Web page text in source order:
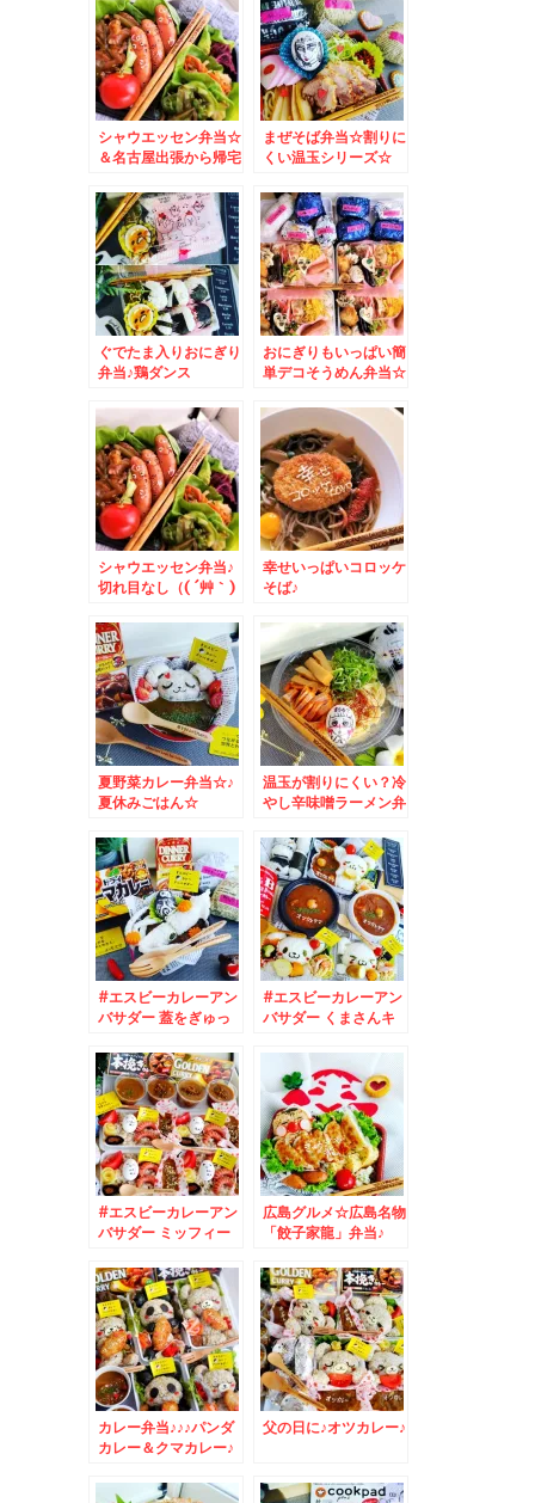
シャウエッセン弁当☆
＆名古屋出張から帰宅
まぜそば弁当☆割りに
くい温玉シリーズ☆
ぐでたま入りおにぎり
弁当♪鶏ダンス
おにぎりもいっぱい簡
単デコそうめん弁当☆
シャウエッセン弁当♪
切れ目なし（( ´艸｀)
幸せいっぱいコロッケ
そば♪
夏野菜カレー弁当☆♪
夏休みごはん☆
温玉が割りにくい？冷
やし辛味噌ラーメン弁
#エスビーカレーアン
バサダー 蓋をぎゅっ
カレー ( ´艸｀)
#エスビーカレーアン
バサダー くまさんキ
レー #お月見カレー
#エスビーカレーアン
バサダー ミッフィー
広島グルメ☆広島名物
「餃子家龍」弁当♪
カレー弁当♪♪♪パンダ
カレー＆クマカレー♪
父の日に♪オツカレー♪